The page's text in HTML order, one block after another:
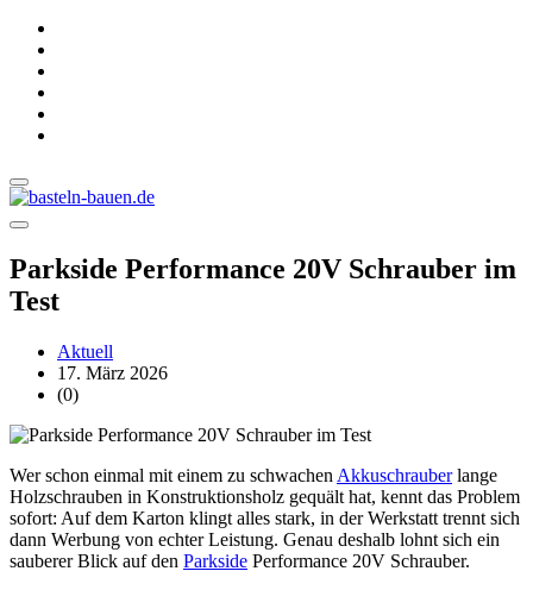
Parkside Performance 20V Schrauber im
Test
Aktuell
17. März 2026
(0)
Wer schon einmal mit einem zu schwachen Akkuschrauberlange
Holzschrauben in Konstruktionsholz gequält hat, kennt das Problem
sofort: Auf dem Karton klingt alles stark, in der Werkstatt trennt sich
dann Werbung von echter Leistung. Genau deshalb lohnt sich ein
sauberer Blick auf den Parkside Performance 20V Schrauber.